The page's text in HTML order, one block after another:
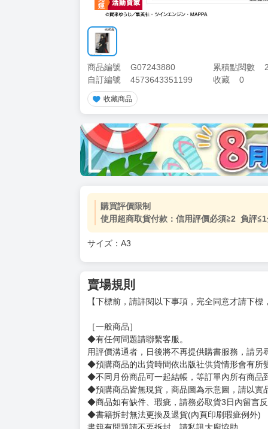
商品編號 G07243880 累積點閱數
自訂編號
4573643351199 收藏 0
收藏商品
加價購 ( 共
(加購品) 買動漫★《$15元-加
-
+
購買評價限制
使用超商取貨付款：信用評價必須≧2 負評
サイズ：A3
賣場規則
【下標前，請詳閱以下事項，完全同意才請下標